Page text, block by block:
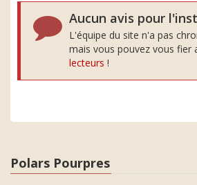
Aucun avis pour
L'équipe du site n'a pas
mais vous pouvez vous fier
lecteurs !
Polars Pourpres